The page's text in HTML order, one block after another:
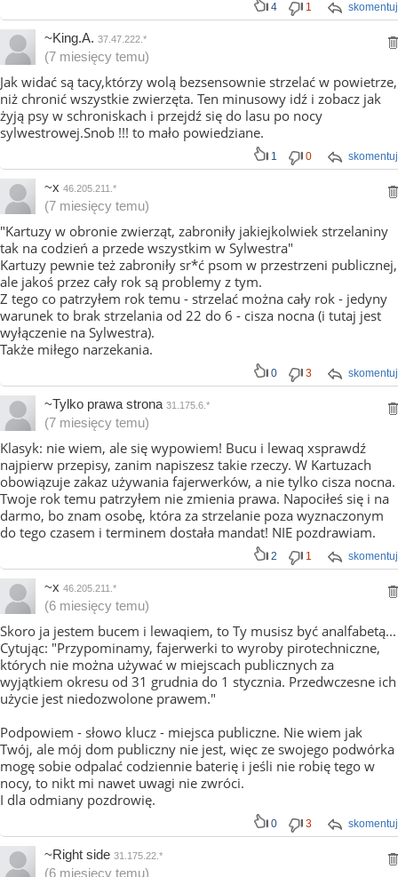
skomentuj
4 1
~King.A. 37.47.222.*
(7 miesięcy temu)
Jak widać są tacy,którzy wolą bezsensownie strzelać w powietrze,
niż chronić wszystkie zwierzęta. Ten minusowy idź i zobacz jak
żyją psy w schroniskach i przejdź się do lasu po nocy
sylwestrowej.Snob !!! to mało powiedziane.
skomentuj
1 0
~x 46.205.211.*
(7 miesięcy temu)
"Kartuzy w obronie zwierząt, zabroniły jakiejkolwiek strzelaniny
tak na codzień a przede wszystkim w Sylwestra"
Kartuzy pewnie też zabroniły sr*ć psom w przestrzeni publicznej,
ale jakoś przez cały rok są problemy z tym.
Z tego co patrzyłem rok temu - strzelać można cały rok - jedyny
warunek to brak strzelania od 22 do 6 - cisza nocna (i tutaj jest
wyłączenie na Sylwestra).
Także miłego narzekania.
skomentuj
0 3
~Tylko prawa strona 31.175.6.*
(7 miesięcy temu)
Klasyk: nie wiem, ale się wypowiem! Bucu i lewaq xsprawdź
najpierw przepisy, zanim napiszesz takie rzeczy. W Kartuzach
obowiązuje zakaz używania fajerwerków, a nie tylko cisza nocna.
Twoje rok temu patrzyłem nie zmienia prawa. Napociłeś się i na
darmo, bo znam osobę, która za strzelanie poza wyznaczonym
do tego czasem i terminem dostała mandat! NIE pozdrawiam.
skomentuj
2 1
~x 46.205.211.*
(6 miesięcy temu)
Skoro ja jestem bucem i lewaqiem, to Ty musisz być analfabetą...
Cytując: "Przypominamy, fajerwerki to wyroby pirotechniczne,
których nie można używać w miejscach publicznych za
wyjątkiem okresu od 31 grudnia do 1 stycznia. Przedwczesne ich
użycie jest niedozwolone prawem."
Podpowiem - słowo klucz - miejsca publiczne. Nie wiem jak
Twój, ale mój dom publiczny nie jest, więc ze swojego podwórka
mogę sobie odpalać codziennie baterię i jeśli nie robię tego w
nocy, to nikt mi nawet uwagi nie zwróci.
I dla odmiany pozdrowię.
skomentuj
0 3
~Right side 31.175.22.*
(6 miesięcy temu)